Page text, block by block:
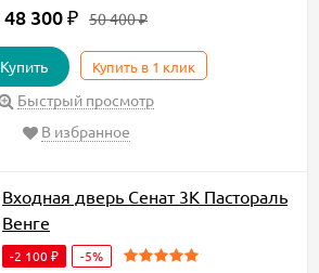
48 300 ₽ 50 400₽
Купить Купить в 1 клик
Быстрый просмотр
В избранное
Входная дверь Сенат 3К Пастораль
Венге
-2 100 ₽ -5%